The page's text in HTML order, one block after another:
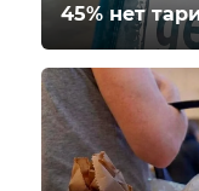
45% нет